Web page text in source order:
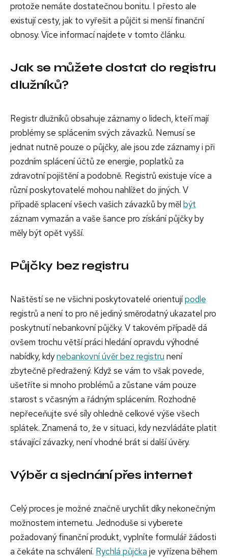
protože nemáte dostatečnou bonitu. I přesto ale
existují cesty, jak to vyřešit a půjčit si menší finanční
obnosy. Více informací najdete v tomto článku.
Jak se můžete dostat do registru
dlužníků?
Registr dlužníků obsahuje záznamy o lidech, kteří mají
problémy se splácením svých závazků. Nemusí se
jednat nutně pouze o půjčky, ale jsou zde záznamy i při
pozdním splácení účtů ze energie, poplatků za
zdravotní pojištění a podobně. Registrů existuje více a
různí poskytovatelé mohou nahlížet do jiných. V
případě splacení všech vašich závazků by měl být
záznam vymazán a vaše šance pro získání půjčky by
měly být opět vyšší.
Půjčky bez registru
Naštěstí se ne všichni poskytovatelé orientujípodle
registrů a není to pro ně jediný směrodatný ukazatel pro
poskytnutí nebankovní půjčky. V takovém případě dá
ovšem trochu větší práci hledání opravdu výhodné
nabídky, kdynebankovní úvěr bez registru není
zbytečně předražený. Když se vám to však povede,
ušetříte si mnoho problémů a zůstane vám pouze
starost s včasným a řádným splácením. Rozhodně
nepřeceňujte své síly ohledně celkové výše všech
splátek. Znamená to, že v situaci, kdy nezvládáte platit
stávající závazky, není vhodné brát si další úvěry.
Výběr a sjednání přes internet
Celý proces je možné značně urychlit díky nekonečným
možnostem internetu. Jednoduše si vyberete
požadovaný finanční produkt, vyplníte formulář žádosti
a čekáte na schválení. Rychlá půjčka je vyřízena během